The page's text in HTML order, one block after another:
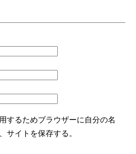
するためブラウザーに自分の名
サイトを保存する。